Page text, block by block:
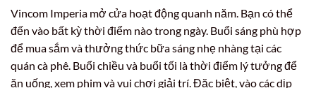
Vincom Imperia mở cửa hoạt động quanh năm. Bạn có thể
đến vào bất kỳ thời điểm nào trong ngày. Buổi sáng phù hợp
để mua sắm và thưởng thức bữa sáng nhẹ nhàng tại các
quán cà phê. Buổi chiều và buổi tối là thời điểm lý tưởng để
ăn uống, xem phim và vui chơi giải trí. Đặc biệt, vào các dịp